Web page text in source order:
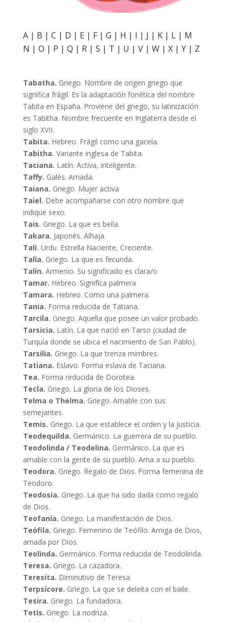
A| B | C | D | E | F| G | H | I | J | K| L| M
N | O | P | Q | R| S | T | U | V| W| X| Y| Z
Tabatha. Griego. Nombre de origen griego que
significa frágil. Es la adaptación fonética del nombre
Tabita en España. Proviene del griego, su latinización
es Tabitha. Nombre frecuente en Inglaterra desde el
siglo XVII.
Tabita. Hebreo. Frágil como una gacela.
Tabitha. Variante inglesa de Tabita.
Taciana. Latín. Activa, inteligente.
Taffy. Galés. Amada.
Taiana. Griego. Mujer activa
Taiel. Debe acompañarse con otro nombre que
indique sexo.
Tais. Griego. La que es bella.
Takara. Japonés. Alhaja.
Tali. Urdu. Estrella Naciente, Creciente.
Talía. Griego. La que es fecunda.
Talín. Armenio. Su significado es clara/o
Tamar. Hebreo. Signifíca palmera
Tamara. Hebreo. Como una palmera.
Tania. Forma reducida de Tatiana.
Tarcila. Griego. Aquella que posee un valor probado.
Tarsicia. Latín. La que nació en Tarso (ciudad de
Turquía donde se ubica el nacimiento de San Pablo).
Tarsilia. Griego. La que trenza mimbres.
Tatiana. Eslavo. Forma eslava de Taciana.
Tea. Forma reducida de Dorotea.
Tecla. Griego. La gloria de los Dioses.
Telma o Thelma. Griego. Amable con sus
semejantes.
Temis. Griego. La que establece el orden y la justicia.
Teodequilda. Germánico. La guerrera de su pueblo.
Teodolinda / Teodelina. Germánico. La que es
amable con la gente de su pueblo. Ama a su pueblo.
Teodora. Griego. Regalo de Dios. Forma femenina de
Teodoro.
Teodosia. Griego. La que ha sido dada como regalo
de Dios.
Teofanía. Griego. La manifestación de Dios.
Teófila. Griego. Femenino de Teófilo. Amiga de Dios,
amada por Dios.
Teolinda. Germánico. Forma reducida de Teodolinda.
Teresa. Griego. La cazadora.
Teresita. Diminutivo de Teresa.
Terpsícore. Griego. La que se deleita con el baile.
Tesira. Griego. La fundadora.
Tetis. Griego. La nodriza.